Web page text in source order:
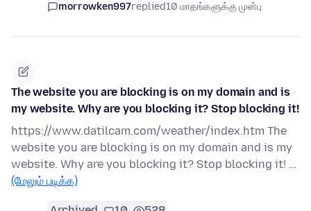
morrowken997replied10 மாதங்களுக்கு முன்பு
The website you are blocking is on my domain and is
my website. Why are you blocking it? Stop blocking it!
https://www.datilcam.com/weather/index.htm The
website you are blocking is on my domain and is my
website. Why are you blocking it? Stop blocking it! …
(மேலும் படிக்க)